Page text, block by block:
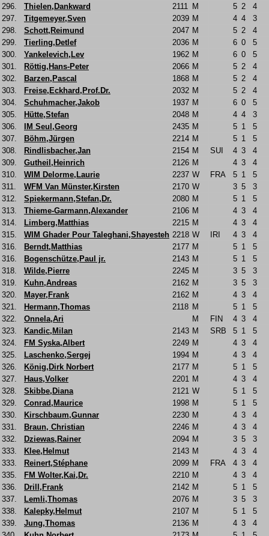
296.
Thielen,Dankward 2111 M 5 2
4
297.
Titgemeyer,Sven 2039 M 4 4
3
298.
Schott,Reimund 2047 M 5 2
4
299.
Tierling,Detlef 2036 M 6 0
5
300.
Yankelevich,Lev 1962 M 6 0
5
301.
Röttig,Hans-Peter 2066 M 5 2
4
302.
Barzen,Pascal 1868 M 5 2
4
303.
Freise,Eckhard,Prof.Dr. 2032 M 5 2
4
304.
Schuhmacher,Jakob 1937 M 6 0
5
305.
Hütte,Stefan 2048 M 4 4
3
306.
IM Seul,Georg 2435 M 5 1
5
307.
Böhm,Jürgen 2214 M 5 1
5
308.
Rindlisbacher,Jan 2154 M SUI 4 3
4
309.
Gutheil,Heinrich 2126 M 4 3
4
310.
WIM Delorme,Laurie 2237 W FRA 5 1
5
311.
WFM Van Münster,Kirsten 2170 W 3 5
3
312.
Spiekermann,Stefan,Dr. 2080 M 5 1
5
313.
Thieme-Garmann,Alexander 2106 M 4 3
4
314.
Limberg,Matthias 2215 M 4 3
4
315.
WIM Ghader Pour Taleghani,Shayesteh 2218 W IRI 4 3
4
316.
Berndt,Matthias 2177 M 5 1
5
316.
Bogenschütze,Paul jr. 2143 M 5 1
5
318.
Wilde,Pierre 2245 M 3 5
3
319.
Kuhn,Andreas 2162 M 3 5
3
320.
Mayer,Frank 2162 M 4 3
4
321.
Hermann,Thomas 2118 M 5 1
5
322.
Onnela,Ari M FIN 4 3
4
323.
Kandic,Milan 2143 M SRB 5 1
5
324.
FM Syska,Albert 2249 M 4 3
4
325.
Laschenko,Sergej 1994 M 4 3
4
326.
König,Dirk Norbert 2177 M 5 1
5
327.
Haus,Volker 2201 M 4 3
4
328.
Skibbe,Diana 2121 W 5 1
5
329.
Conrad,Maurice 1998 M 5 1
5
330.
Kirschbaum,Gunnar 2230 M 4 3
4
331.
Braun, Christian 2246 M 4 3
4
332.
Dziewas,Rainer 2094 M 3 5
3
333.
Klee,Helmut 2143 M 4 3
4
333.
Reinert,Stéphane 2099 M FRA 4 3
4
335.
FM Wolter,Kai,Dr. 2210 M 4 3
4
336.
Drill,Frank 2142 M 5 1
5
337.
Lemli,Thomas 2076 M 3 5
3
338.
Kalepky,Helmut 2107 M 5 1
5
339.
Jung,Thomas 2136 M 4 3
4